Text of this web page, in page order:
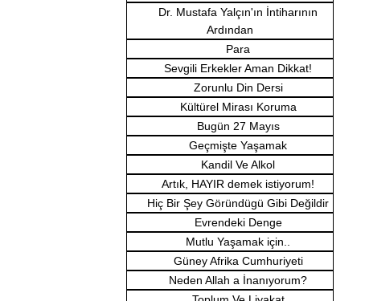
Dr. Mustafa Yalçın'ın İntiharının
Ardından
Para
Sevgili Erkekler Aman Dikkat!
Zorunlu Din Dersi
Kültürel Mirası Koruma
Bugün 27 Mayıs
Geçmişte Yaşamak
Kandil Ve Alkol
Artık, HAYIR demek istiyorum!
Hiç Bir Şey Göründügü Gibi Değildir
Evrendeki Denge
Mutlu Yaşamak için..
Güney Afrika Cumhuriyeti
Neden Allah a İnanıyorum?